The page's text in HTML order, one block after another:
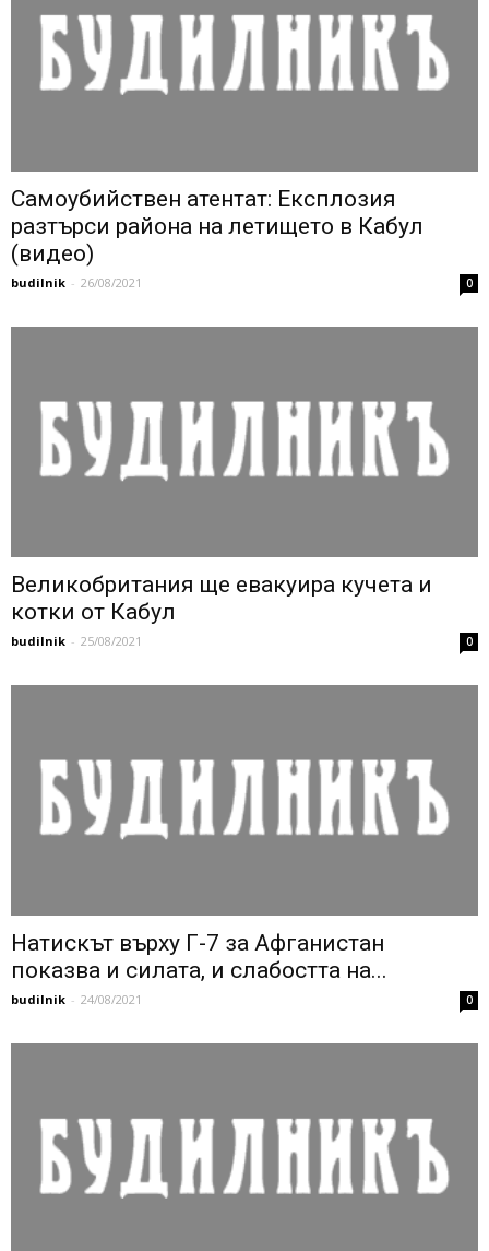
Самоубийствен атентат: Експлозия
разтърси района на летището в Кабул
(видео)
budilnik - 26/08/2021 0
Великобритания ще евакуира кучета и
котки от Кабул
budilnik - 25/08/2021 0
Натискът върху Г-7 за Афганистан
показва и силата, и слабостта на...
budilnik - 24/08/2021 0